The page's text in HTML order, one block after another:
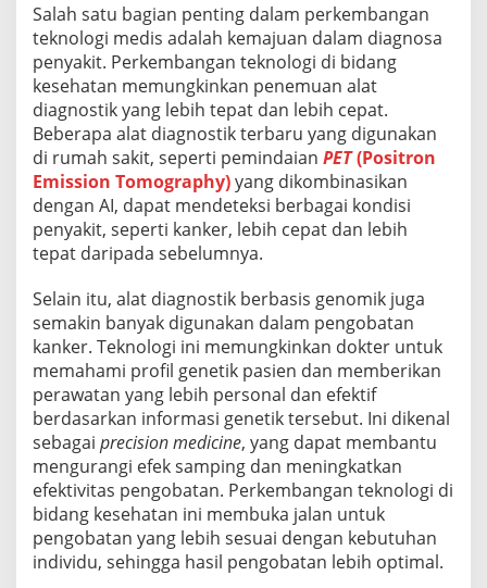
Salah satu bagian penting dalam perkembangan
teknologi medis adalah kemajuan dalam diagnosa
penyakit. Perkembangan teknologi di bidang
kesehatan memungkinkan penemuan alat
diagnostik yang lebih tepat dan lebih cepat.
Beberapa alat diagnostik terbaru yang digunakan
di rumah sakit, seperti pemindaian PET(Positron
Emission Tomography)yang dikombinasikan
dengan AI, dapat mendeteksi berbagai kondisi
penyakit, seperti kanker, lebih cepat dan lebih
tepat daripada sebelumnya.
Selain itu, alat diagnostik berbasis genomik juga
semakin banyak digunakan dalam pengobatan
kanker. Teknologi ini memungkinkan dokter untuk
memahami profil genetik pasien dan memberikan
perawatan yang lebih personal dan efektif
berdasarkan informasi genetik tersebut. Ini dikenal
sebagai precision medicine, yang dapat membantu
mengurangi efek samping dan meningkatkan
efektivitas pengobatan. Perkembangan teknologi di
bidang kesehatan ini membuka jalan untuk
pengobatan yang lebih sesuai dengan kebutuhan
individu, sehingga hasil pengobatan lebih optimal.